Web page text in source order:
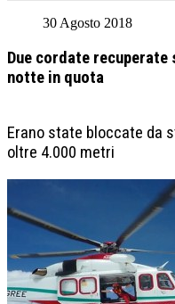
30 Agosto 2018
Due cordate recuperate
notte in quota
Erano state bloccate da
oltre 4.000 metri